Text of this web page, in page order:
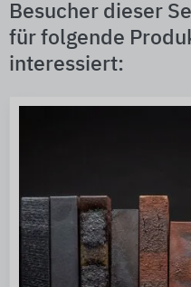
Besucher dieser
für folgende
interessiert: